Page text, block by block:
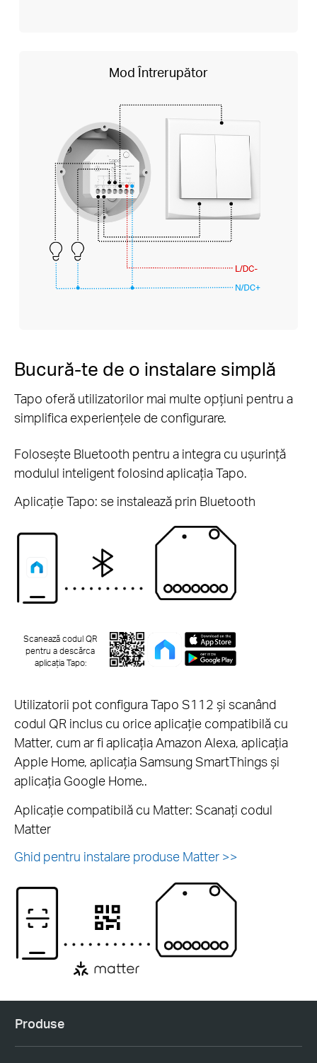
Mod Întrerupător
Bucură-te de o instalare simplă
Tapo oferă utilizatorilor mai multe opțiuni pentru a
simplifica experiențele de configurare.
Folosește Bluetooth pentru a integra cu ușurință
modulul inteligent folosind aplicația Tapo.
Aplicație Tapo: se instalează prin Bluetooth
Scanează codul QR
pentru a descărca
aplicația Tapo:
Utilizatorii pot configura Tapo S112 și scanând
codul QR inclus cu orice aplicație compatibilă cu
Matter, cum ar fi aplicația Amazon Alexa, aplicația
Apple Home, aplicația Samsung SmartThings și
aplicația Google Home..
Aplicație compatibilă cu Matter: Scanați codul
Matter
Ghid pentru instalare produse Matter >>
Produse